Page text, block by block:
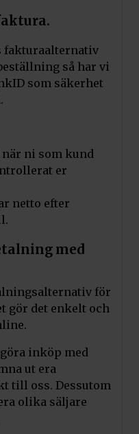
fakturaalternativ
så har vi
som säkerhet
ni som kund
er
netto efter
med
för
gör det enkelt och
inköp med
ut era
till oss. Dessutom
olika säljare